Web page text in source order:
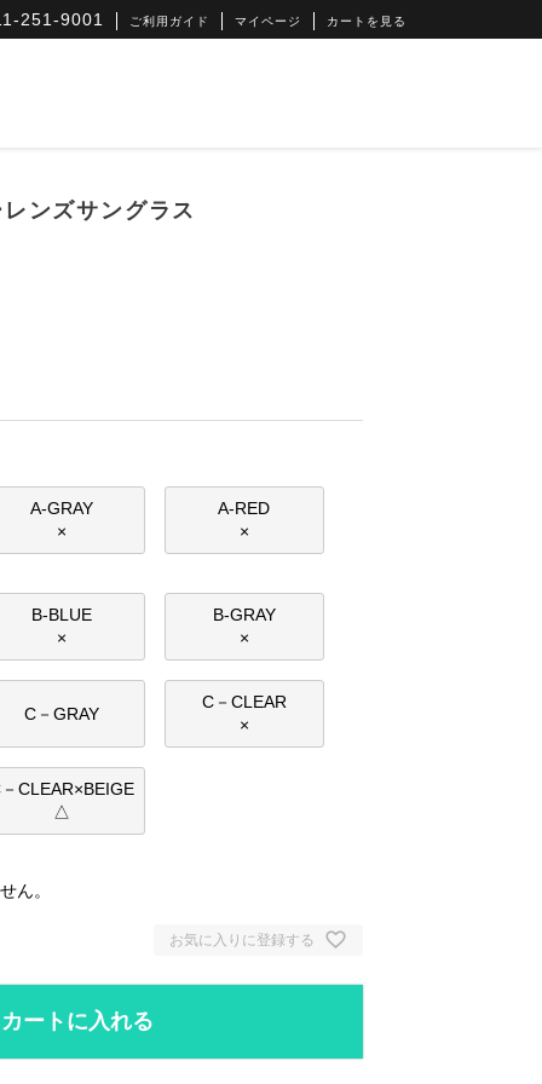
251-9001 ご利用ガイド マイページ カートを見る
ンズサングラス
A-GRAY
×
A-RED
×
B-BLUE
×
B-GRAY
×
C－GRAY
C－CLEAR
×
CLEAR×BEIGE
△
ん。
お気に入りに登録する
カートに入れる